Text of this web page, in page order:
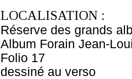
LOCALISATION :
Réserve des grands
Album Forain Jean-
Folio 17
dessiné au verso